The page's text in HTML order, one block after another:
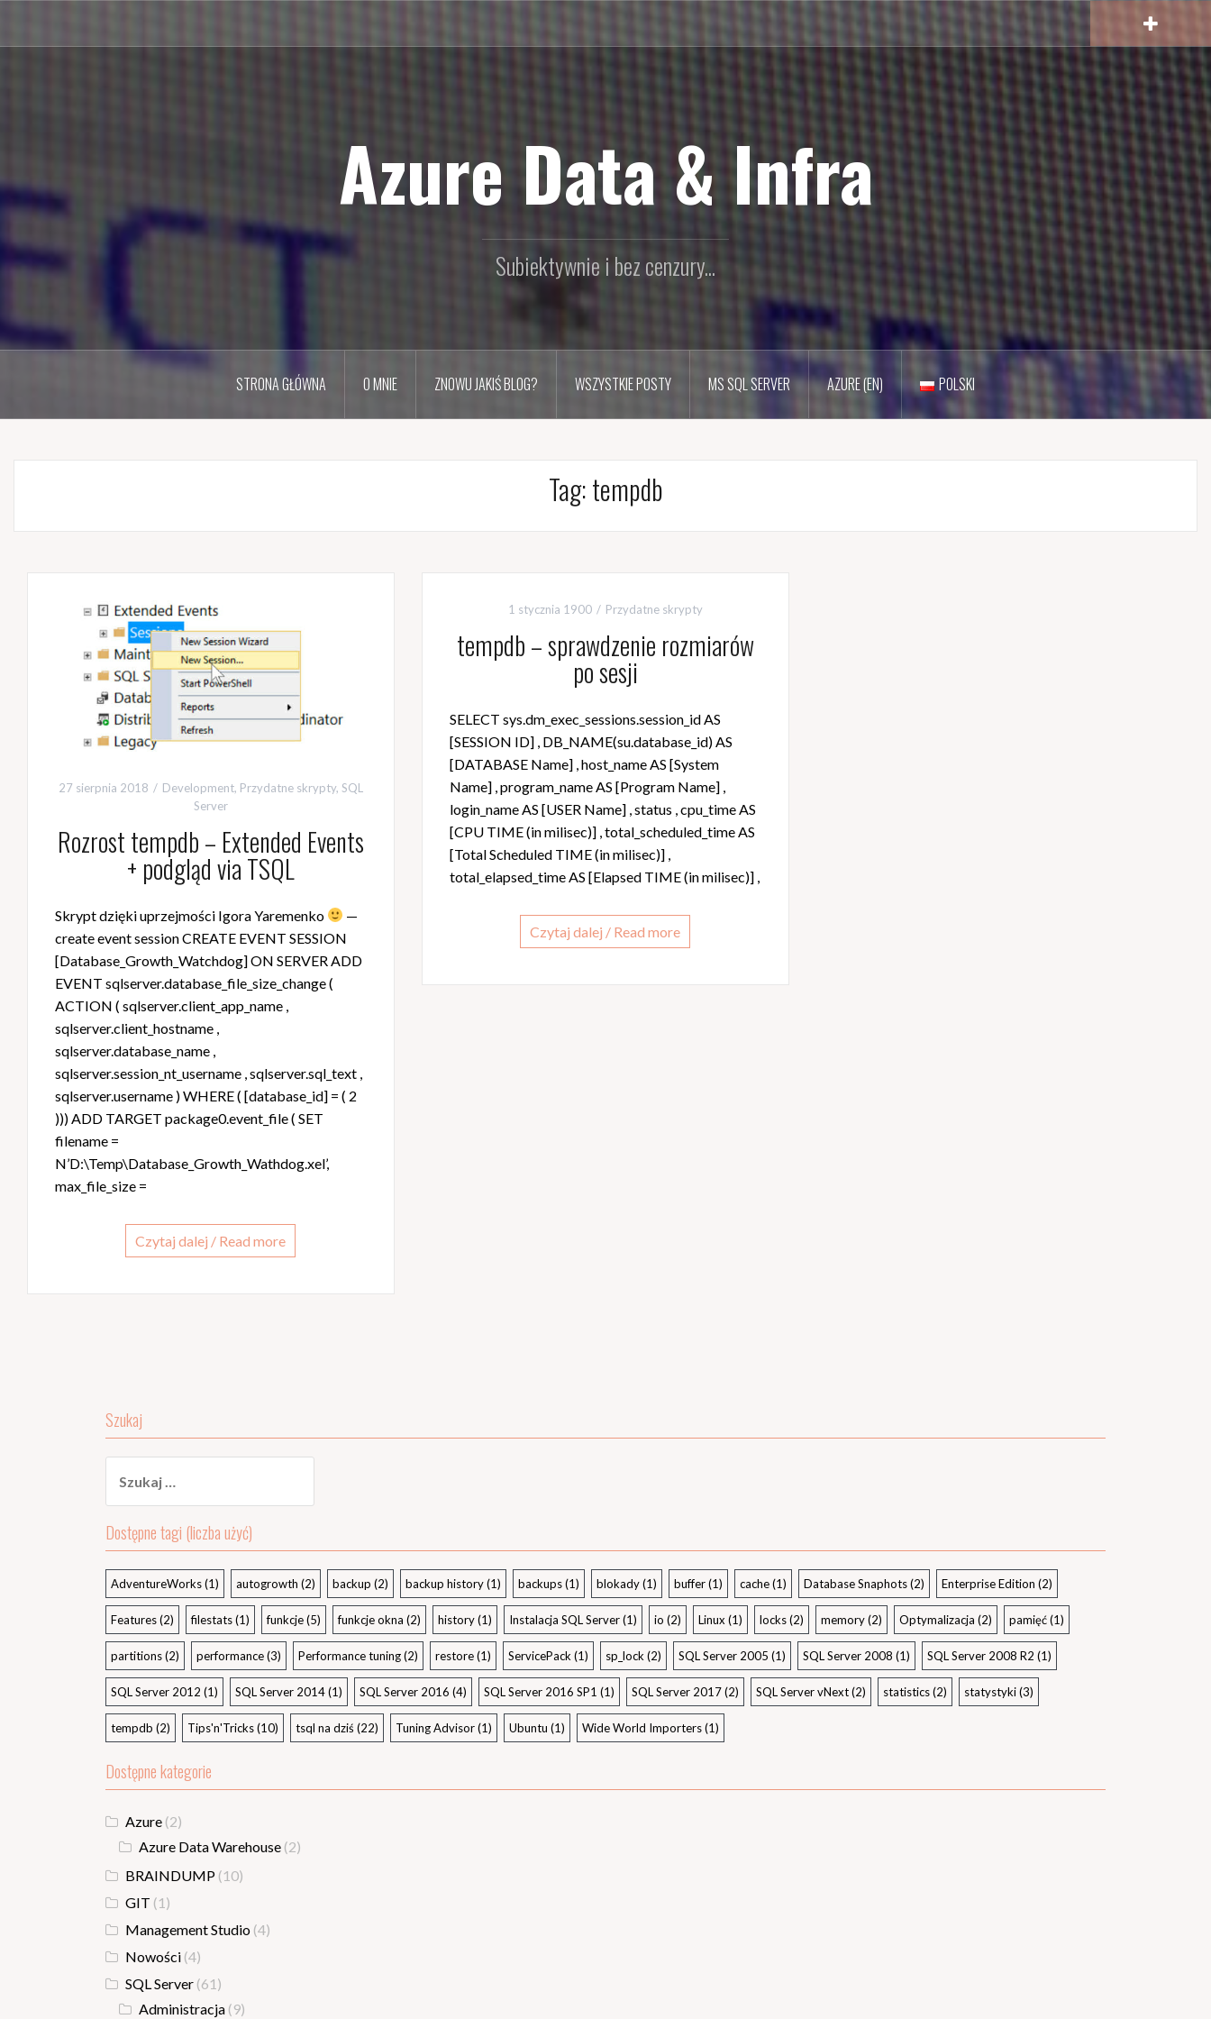
Azure Data & Infra
Subiektywnie i bez cenzury...
STRONA GŁÓWNA O MNIE ZNOWU JAKIŚ BLOG? WSZYSTKIE POSTY MS SQL SERVER AZURE (EN) POLSKI
Tag:tempdb
27 sierpnia 2018 Development, Przydatne skrypty, SQL
Server
Rozrost tempdb – Extended Events
+ podgląd via TSQL
Skrypt dzięki uprzejmości Igora Yaremenko
—
create event session CREATE EVENT SESSION
[Database_Growth_Watchdog] ON SERVER ADD
EVENT sqlserver.database_file_size_change (
ACTION ( sqlserver.client_app_name ,
sqlserver.client_hostname ,
sqlserver.database_name ,
sqlserver.session_nt_username , sqlserver.sql_text ,
sqlserver.username ) WHERE ( [database_id] = ( 2
))) ADD TARGET package0.event_file ( SET
filename =
N’D:\Temp\Database_Growth_Wathdog.xel’,
max_file_size =
Czytaj dalej / Read more
1 stycznia 1900 Przydatne skrypty
tempdb – sprawdzenie rozmiarów
po sesji
SELECT sys.dm_exec_sessions.session_id AS
[SESSION ID] , DB_NAME(su.database_id) AS
[DATABASE Name] , host_name AS [System
Name] , program_name AS [Program Name] ,
login_name AS [USER Name] , status , cpu_time AS
[CPU TIME (in milisec)] , total_scheduled_time AS
[Total Scheduled TIME (in milisec)] ,
total_elapsed_time AS [Elapsed TIME (in milisec)] ,
Czytaj dalej / Read more
Szukaj
Dostępne tagi (liczba użyć)
AdventureWorks(1) autogrowth (2) backup (2) backup history(1) backups(1) blokady(1) buffer(1) cache(1) Database Snaphots(2) Enterprise Edition (2)
Features(2) filestats(1) funkcje(5) funkcje okna (2) history(1) Instalacja SQL Server(1) io (2) Linux (1) locks(2) memory(2) Optymalizacja (2) pamięć(1)
partitions(2) performance(3) Performance tuning(2) restore(1) ServicePack (1) sp_lock (2) SQL Server 2005 (1) SQL Server 2008 (1) SQL Server 2008 R2 (1)
SQL Server 2012 (1) SQL Server 2014(1) SQL Server 2016 (4) SQL Server 2016 SP1 (1) SQL Server 2017(2) SQL Server vNext(2) statistics(2) statystyki(3)
tempdb (2) Tips'n'Tricks(10) tsql na dziś (22) Tuning Advisor(1) Ubuntu (1) Wide World Importers(1)
Dostępne kategorie
Azure (2)
Azure Data Warehouse (2)
BRAINDUMP (10)
GIT (1)
Management Studio (4)
Nowości (4)
SQL Server (61)
Administracja (9)